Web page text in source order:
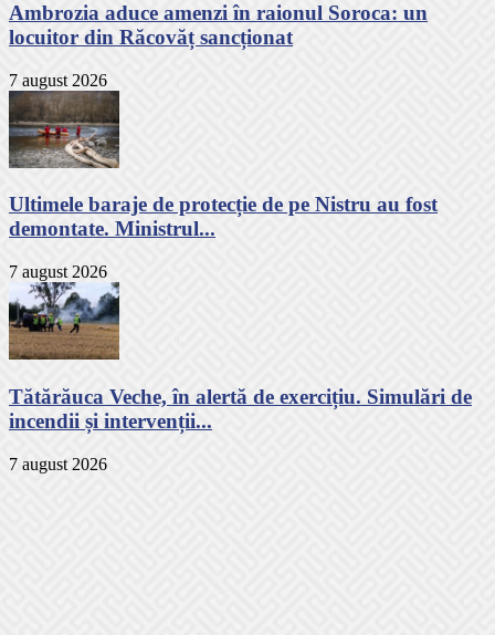
Ambrozia aduce amenzi în raionul Soroca: un
locuitor din Răcovăț sancționat
7 august 2026
Ultimele baraje de protecție de pe Nistru au fost
demontate. Ministrul...
7 august 2026
Tătărăuca Veche, în alertă de exercițiu. Simulări de
incendii și intervenții...
7 august 2026